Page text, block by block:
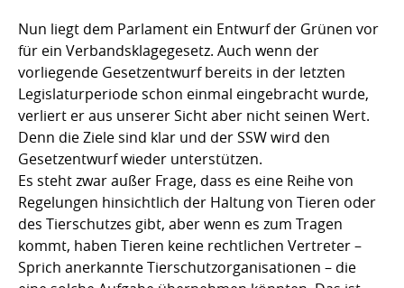
Nun liegt dem Parlament ein Entwurf der Grünen vor
für ein Verbandsklagegesetz. Auch wenn der
vorliegende Gesetzentwurf bereits in der letzten
Legislaturperiode schon einmal eingebracht wurde,
verliert er aus unserer Sicht aber nicht seinen Wert.
Denn die Ziele sind klar und der SSW wird den
Gesetzentwurf wieder unterstützen.
Es steht zwar außer Frage, dass es eine Reihe von
Regelungen hinsichtlich der Haltung von Tieren oder
des Tierschutzes gibt, aber wenn es zum Tragen
kommt, haben Tieren keine rechtlichen Vertreter –
Sprich anerkannte Tierschutzorganisationen – die